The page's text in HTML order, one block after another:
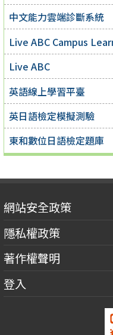
中文能力雲端診斷系統
Live ABC Campus
Live ABC
英語線上學習平臺
英日語檢定模擬測驗
東和數位日語檢定題庫
網站安全政策
隱私權政策
著作權聲明
登入